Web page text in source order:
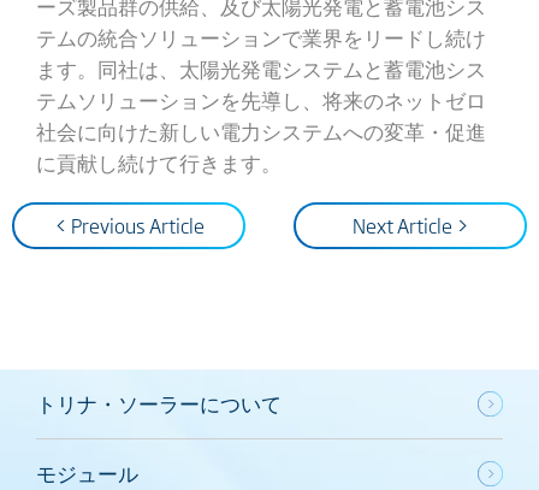
テムの統合ソリューションで業界をリードし続け
ます。同社は、太陽光発電システムと蓄電池シス
テムソリューションを先導し、将来のネットゼロ
社会に向けた新しい電力システムへの変革・促進
に貢献し続けて行きます。
< Previous Article Next Article >
トリナ・ソーラーについて
モジュール